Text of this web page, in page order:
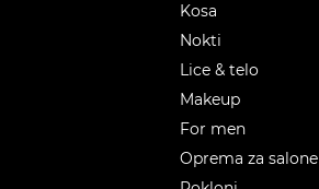
Kosa
Nokti
Lice & telo
Makeup
For men
Oprema za salone